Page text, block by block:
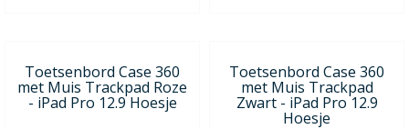
Toetsenbord Case 360
met Muis Trackpad Roze
- iPad Pro 12.9 Hoesje
Toetsenbord Case 360
met Muis Trackpad
Zwart - iPad Pro 12.9
Hoesje